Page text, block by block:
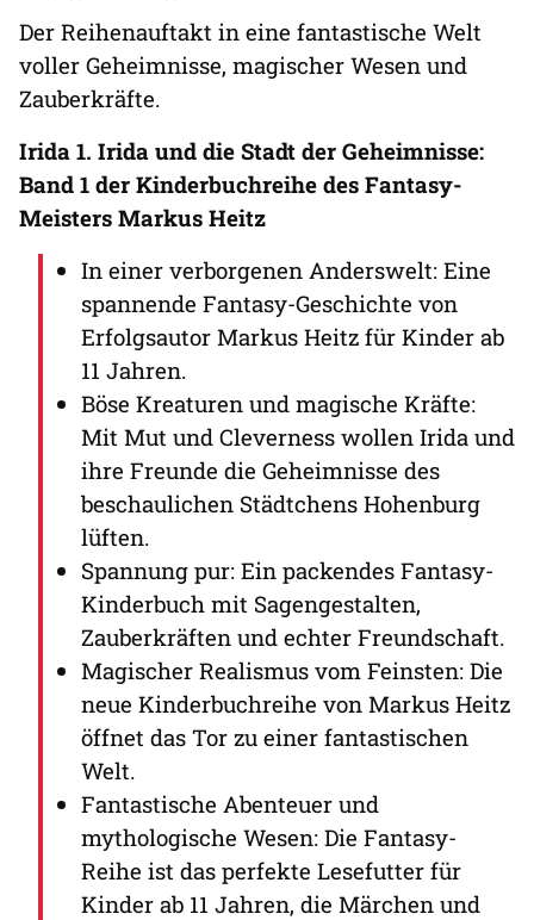
Der Reihenauftakt in eine fantastische Welt
voller Geheimnisse, magischer Wesen und
Zauberkräfte.
Irida 1. Irida und die Stadt der Geheimnisse:
Band 1 der Kinderbuchreihe des Fantasy-
Meisters Markus Heitz
In einer verborgenen Anderswelt: Eine
spannende Fantasy-Geschichte von
Erfolgsautor Markus Heitz für Kinder ab
11 Jahren.
Böse Kreaturen und magische Kräfte:
Mit Mut und Cleverness wollen Irida und
ihre Freunde die Geheimnisse des
beschaulichen Städtchens Hohenburg
lüften.
Spannung pur: Ein packendes Fantasy-
Kinderbuch mit Sagengestalten,
Zauberkräften und echter Freundschaft.
Magischer Realismus vom Feinsten: Die
neue Kinderbuchreihe von Markus Heitz
öffnet das Tor zu einer fantastischen
Welt.
Fantastische Abenteuer und
mythologische Wesen: Die Fantasy-
Reihe ist das perfekte Lesefutter für
Kinder ab 11 Jahren, die Märchen und